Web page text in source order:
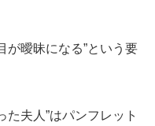
が曖昧になる”という要
た夫人”はパンフレット